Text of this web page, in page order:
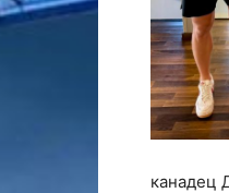
канадец